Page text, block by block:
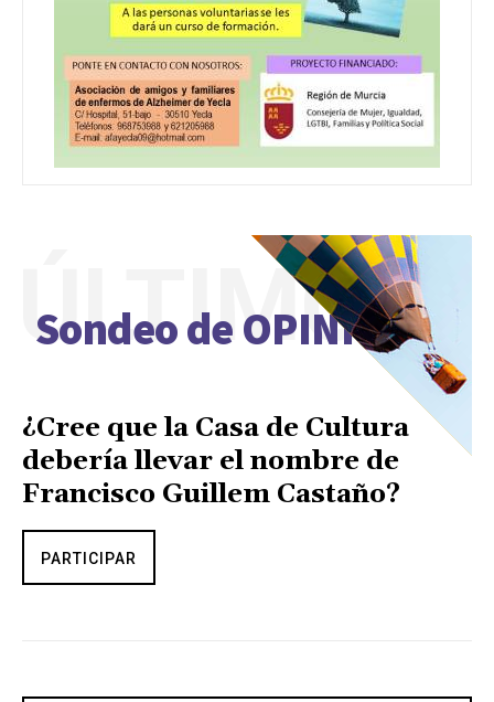
Sondeo de OPINIÓN
ÚLTIMO
¿Cree que la Casa de Cultura
debería llevar el nombre de
Francisco Guillem Castaño?
PARTICIPAR